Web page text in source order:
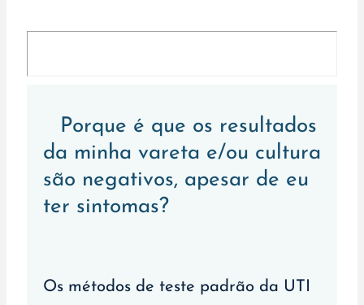
Porque é que os resultados
da minha vareta e/ou cultura
são negativos, apesar de eu
ter sintomas?
Os métodos de teste padrão da UTI